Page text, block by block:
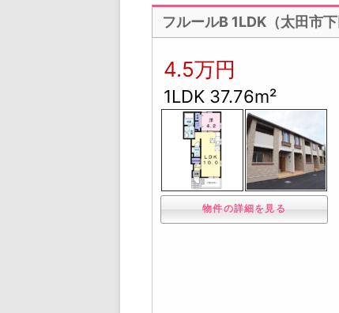
フルールB 1LDK（太田市下
4.5万円
1LDK 37.76m²
物件の詳細を見る